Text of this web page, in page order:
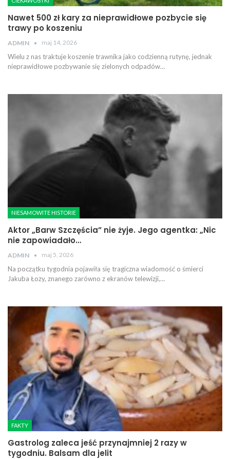
Nawet 500 zł kary za nieprawidłowe pozbycie się
trawy po koszeniu
ADMIN maj 14, 2026
Wielu z nas traktuje koszenie trawnika jako codzienną rutynę, jednak
nieprawidłowe pozbywanie się zielonych odpadów…
NIESAMOWITE HISTORIE
Aktor „Barw Szczęścia” nie żyje. Jego agentka: „Nic
nie zapowiadało…
ADMIN maj 5, 2026
Na początku tygodnia pojawiła się tragiczna wiadomość o śmierci
Jakuba Łozy, znanego zarówno z ekranów telewizji,…
FAKTY
Gastrolog zaleca jeść przynajmniej 2 razy w
tygodniu. Balsam dla jelit